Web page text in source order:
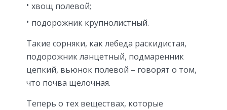
хвощ полевой;
подорожник крупнолистный.
Такие сорняки, как лебеда раскидистая,
подорожник ланцетный, подмаренник
цепкий, вьюнок полевой – говорят о том,
что почва щелочная.
Теперь о тех веществах, которые